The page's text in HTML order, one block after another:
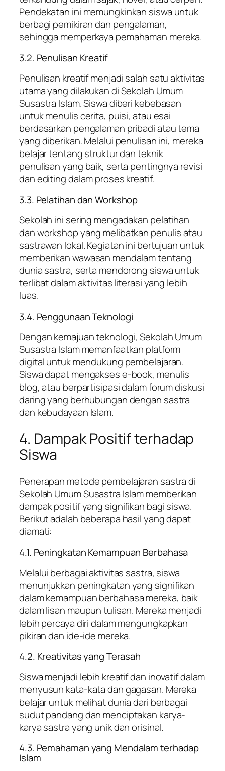
Pendekatan ini memungkinkan siswa untuk
berbagi pemikiran dan pengalaman,
sehingga memperkaya pemahaman mereka.
3.2. Penulisan Kreatif
Penulisan kreatif menjadi salah satu aktivitas
utama yang dilakukan di Sekolah Umum
Susastra Islam. Siswa diberi kebebasan
untuk menulis cerita, puisi, atau esai
berdasarkan pengalaman pribadi atau tema
yang diberikan. Melalui penulisan ini, mereka
belajar tentang struktur dan teknik
penulisan yang baik, serta pentingnya revisi
dan editing dalam proses kreatif.
3.3. Pelatihan dan Workshop
Sekolah ini sering mengadakan pelatihan
dan workshop yang melibatkan penulis atau
sastrawan lokal. Kegiatan ini bertujuan untuk
memberikan wawasan mendalam tentang
dunia sastra, serta mendorong siswa untuk
terlibat dalam aktivitas literasi yang lebih
luas.
3.4. Penggunaan Teknologi
Dengan kemajuan teknologi, Sekolah Umum
Susastra Islam memanfaatkan platform
digital untuk mendukung pembelajaran.
Siswa dapat mengakses e-book, menulis
blog, atau berpartisipasi dalam forum diskusi
daring yang berhubungan dengan sastra
dan kebudayaan Islam.
4. Dampak Positif terhadap
Siswa
Penerapan metode pembelajaran sastra di
Sekolah Umum Susastra Islam memberikan
dampak positif yang signifikan bagi siswa.
Berikut adalah beberapa hasil yang dapat
diamati:
4.1. Peningkatan Kemampuan Berbahasa
Melalui berbagai aktivitas sastra, siswa
menunjukkan peningkatan yang signifikan
dalam kemampuan berbahasa mereka, baik
dalam lisan maupun tulisan. Mereka menjadi
lebih percaya diri dalam mengungkapkan
pikiran dan ide-ide mereka.
4.2. Kreativitas yang Terasah
Siswa menjadi lebih kreatif dan inovatif dalam
menyusun kata-kata dan gagasan. Mereka
belajar untuk melihat dunia dari berbagai
sudut pandang dan menciptakan karya-
karya sastra yang unik dan orisinal.
4.3. Pemahaman yang Mendalam terhadap
Islam